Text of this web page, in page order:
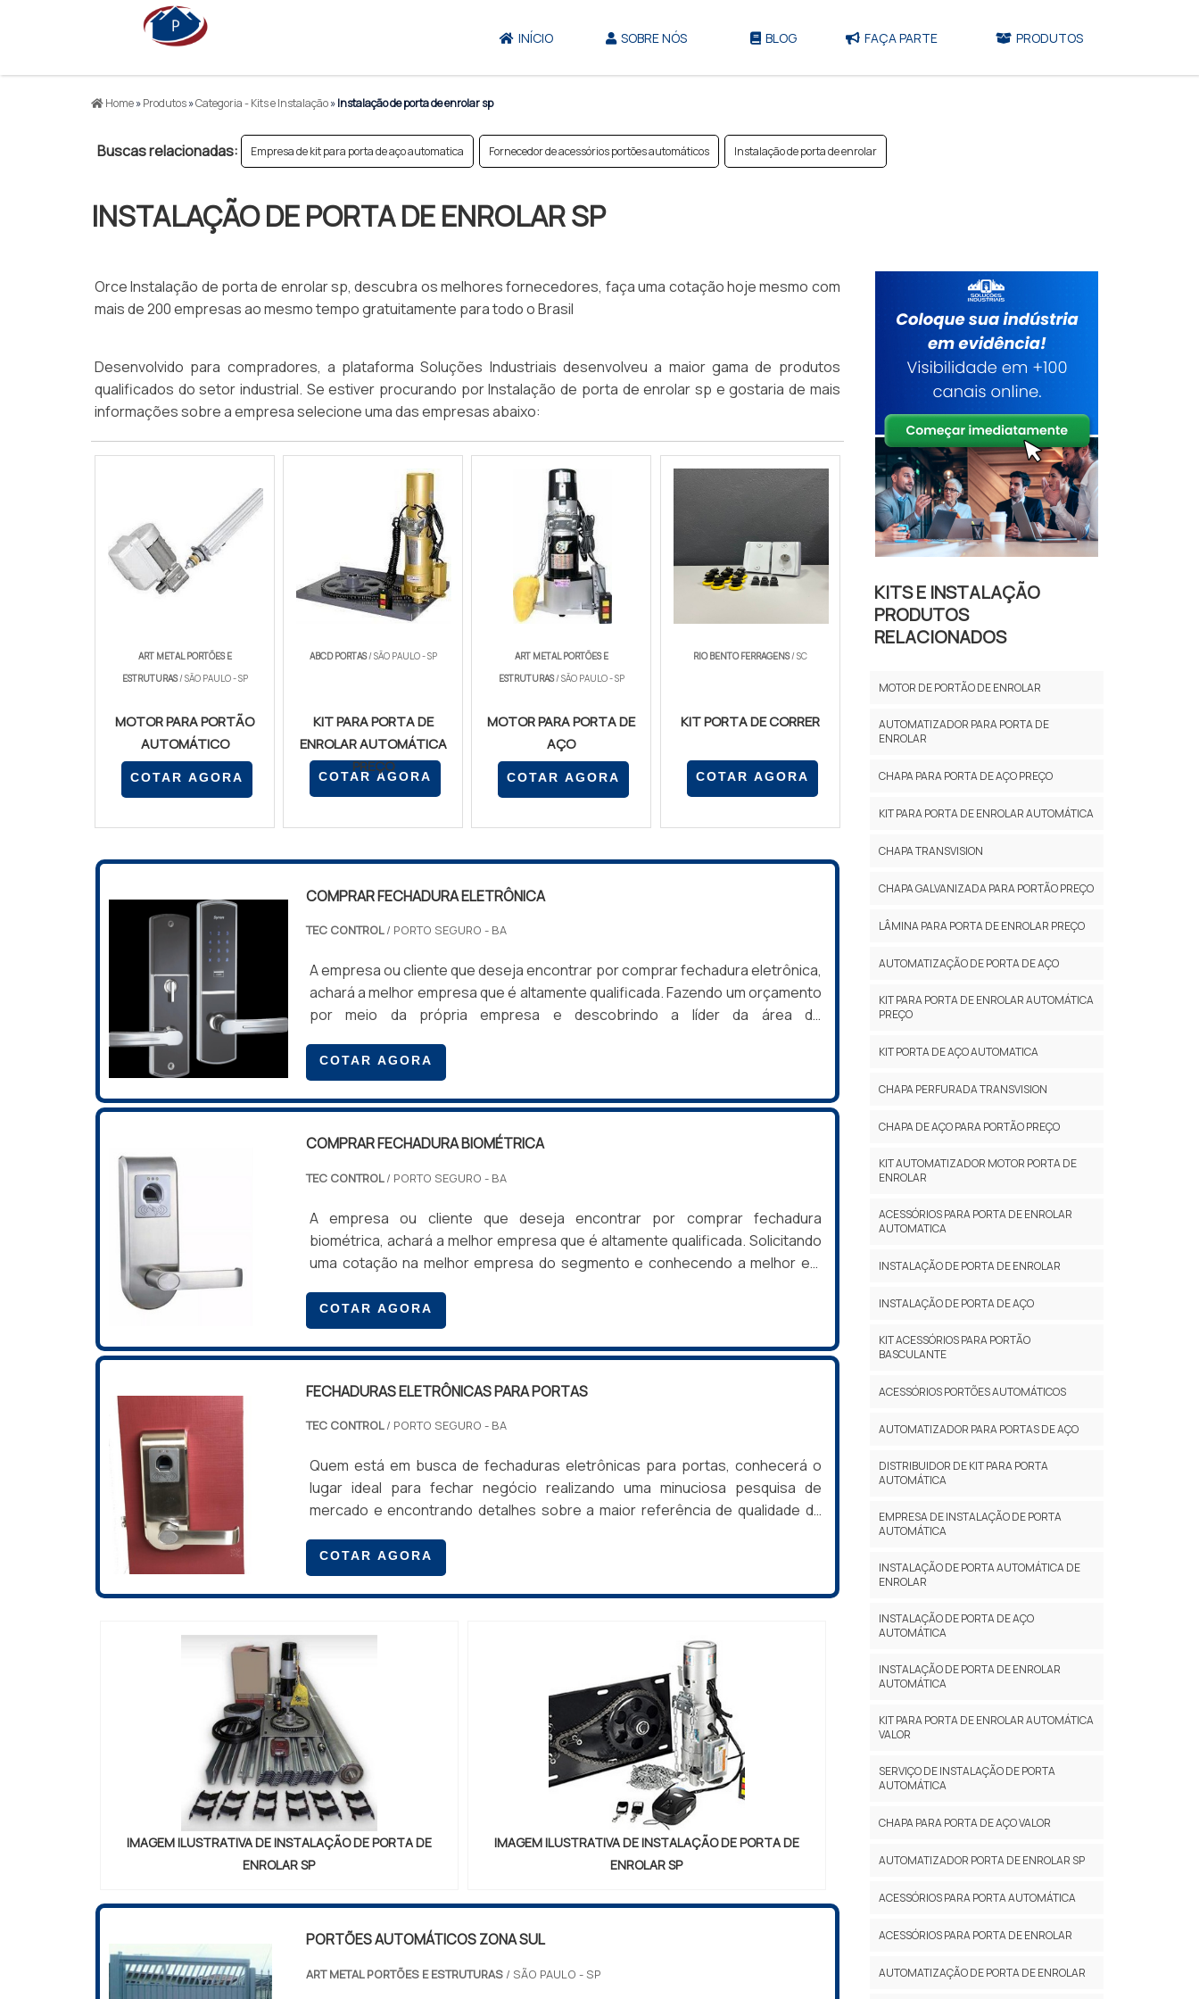
INÍCIO SOBRE NÓS BLOG FAÇA PARTE PRODUTOS
Home»Produtos»Categoria - Kits e Instalação»Instalação de porta de enrolar sp
Buscas relacionadas: Empresa de kit para porta de aço automatica Fornecedor de acessórios portões automáticos Instalação de porta de enrolar
INSTALAÇÃO DE PORTA DE ENROLAR SP
Orce Instalação de porta de enrolar sp, descubra os melhores fornecedores, faça uma cotação hoje mesmo com
mais de 200 empresas ao mesmo tempo gratuitamente para todo o Brasil
Desenvolvido para compradores, a plataforma Soluções Industriais desenvolveu a maior gama de produtos
qualificados do setor industrial. Se estiver procurando por Instalação de porta de enrolar sp e gostaria de mais
informações sobre a empresa selecione uma das empresas abaixo:
ART METAL PORTÕES E
ESTRUTURAS/ SÃO PAULO - SP
MOTOR PARA PORTÃO
AUTOMÁTICO
COTAR AGORA
ABCD PORTAS/ SÃO PAULO - SP
KIT PARA PORTA DE
ENROLAR AUTOMÁTICA
PREÇO
COTAR AGORA
ART METAL PORTÕES E
ESTRUTURAS/ SÃO PAULO - SP
MOTOR PARA PORTA DE
AÇO
COTAR AGORA
RIO BENTO FERRAGENS/ SC
KIT PORTA DE CORRER
COTAR AGORA
COMPRAR FECHADURA ELETRÔNICA
TEC CONTROL/ PORTO SEGURO - BA
A empresa ou cliente que deseja encontrar por comprar fechadura eletrônica,
achará a melhor empresa que é altamente qualificada. Fazendo um orçamento
por meio da própria empresa e descobrindo a líder da área de
profissionais da Tec Control irá encontrar ótima qualidade com solução
completa para equipar o apartamento do hotel.INFORMAÇÕES SOBRE
COMPRAR FECHADURA ELETRÔNICAA T...
COTAR AGORA
COMPRAR FECHADURA BIOMÉTRICA
TEC CONTROL/ PORTO SEGURO - BA
A empresa ou cliente que deseja encontrar por comprar fechadura
biométrica, achará a melhor empresa que é altamente qualificada. Solicitando
uma cotação na melhor empresa do segmento e conhecendo a melhor em
BIOMÉTRICASe alguém quer achar comprar fechadura biométrica em uma
empresa comprometida com seus serviços, encontra o site da Tec Control. A
empresa trabalha com cofre digital...
COTAR AGORA
FECHADURAS ELETRÔNICAS PARA PORTAS
TEC CONTROL/ PORTO SEGURO - BA
Quem está em busca de fechaduras eletrônicas para portas, conhecerá o
lugar ideal para fechar negócio realizando uma minuciosa pesquisa de
mercado e encontrando detalhes sobre a maior referência de qualidade da
com os profissionais da Tec Control o cliente encontrará excelente custo-
benefício com pagamento acessível.INFORMAÇÕES SOBRE AS FECHADURAS
ELETRÔNICAS PARA...
COTAR AGORA
IMAGEM ILUSTRATIVA DE INSTALAÇÃO DE PORTA DE
ENROLAR SP
IMAGEM ILUSTRATIVA DE INSTALAÇÃO DE PORTA DE
ENROLAR SP
PORTÕES AUTOMÁTICOS ZONA SUL
ART METAL PORTÕES E ESTRUTURAS/ SÃO PAULO - SP
KITS E INSTALAÇÃO
PRODUTOS
RELACIONADOS
MOTOR DE PORTÃO DE ENROLAR
AUTOMATIZADOR PARA PORTA DE
ENROLAR
CHAPA PARA PORTA DE AÇO PREÇO
KIT PARA PORTA DE ENROLAR AUTOMÁTICA
CHAPA TRANSVISION
CHAPA GALVANIZADA PARA PORTÃO PREÇO
LÂMINA PARA PORTA DE ENROLAR PREÇO
AUTOMATIZAÇÃO DE PORTA DE AÇO
KIT PARA PORTA DE ENROLAR AUTOMÁTICA
PREÇO
KIT PORTA DE AÇO AUTOMATICA
CHAPA PERFURADA TRANSVISION
CHAPA DE AÇO PARA PORTÃO PREÇO
KIT AUTOMATIZADOR MOTOR PORTA DE
ENROLAR
ACESSÓRIOS PARA PORTA DE ENROLAR
AUTOMATICA
INSTALAÇÃO DE PORTA DE ENROLAR
INSTALAÇÃO DE PORTA DE AÇO
KIT ACESSÓRIOS PARA PORTÃO
BASCULANTE
ACESSÓRIOS PORTÕES AUTOMÁTICOS
AUTOMATIZADOR PARA PORTAS DE AÇO
DISTRIBUIDOR DE KIT PARA PORTA
AUTOMÁTICA
EMPRESA DE INSTALAÇÃO DE PORTA
AUTOMÁTICA
INSTALAÇÃO DE PORTA AUTOMÁTICA DE
ENROLAR
INSTALAÇÃO DE PORTA DE AÇO
AUTOMÁTICA
INSTALAÇÃO DE PORTA DE ENROLAR
AUTOMÁTICA
KIT PARA PORTA DE ENROLAR AUTOMÁTICA
VALOR
SERVIÇO DE INSTALAÇÃO DE PORTA
AUTOMÁTICA
CHAPA PARA PORTA DE AÇO VALOR
AUTOMATIZADOR PORTA DE ENROLAR SP
ACESSÓRIOS PARA PORTA AUTOMÁTICA
ACESSÓRIOS PARA PORTA DE ENROLAR
AUTOMATIZAÇÃO DE PORTA DE ENROLAR